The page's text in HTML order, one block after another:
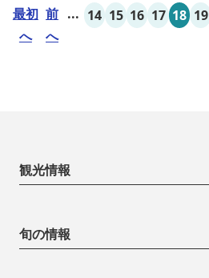
最初
へ
前
へ
... 14 15 16 17 18 19
観光情報
旬の情報